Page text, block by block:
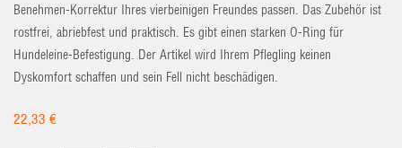
Benehmen-Korrektur Ihres vierbeinigen Freundes passen. Das Zubehör ist
rostfrei, abriebfest und praktisch. Es gibt einen starken O-Ring für
Hundeleine-Befestigung. Der Artikel wird Ihrem Pflegling keinen
Dyskomfort schaffen und sein Fell nicht beschädigen.
22,33 €